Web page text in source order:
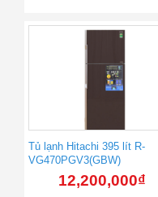
Tủ lạnh Hitachi 395 lít R-
VG470PGV3(GBW)
12,200,000₫